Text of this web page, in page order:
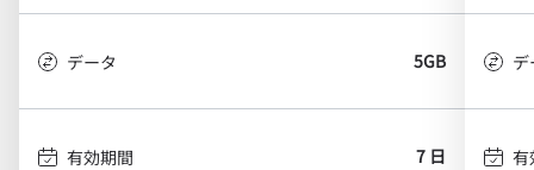
データ 5GB
有効期間 7 日 有